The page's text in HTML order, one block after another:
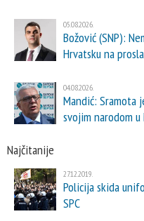
05.08.2026.
Božović (SNP):
Hrvatsku na
04.08.2026.
Mandić: Sramota
svojim narodom
Najčitanije
27.12.2019.
Policija skida
SPC